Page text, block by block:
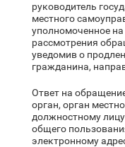
руководитель
местного
уполномоченное
рассмотрения
уведомив о
гражданина,
Ответ на
орган, орган
должностному
общего
электронному